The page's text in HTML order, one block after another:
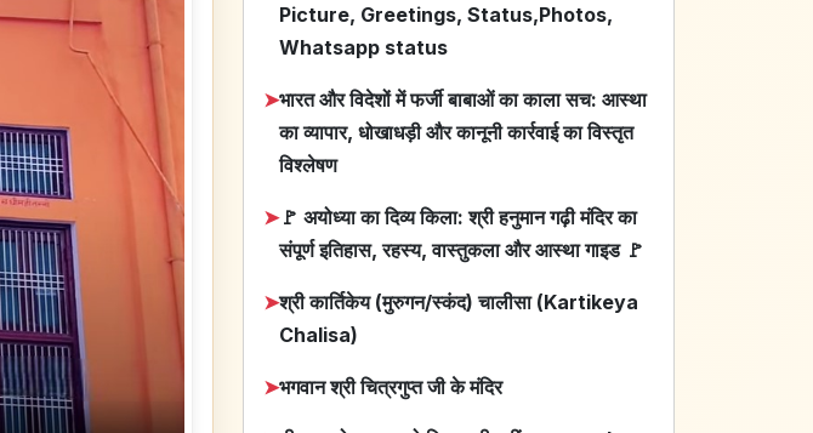
Picture, Greetings, Status,Photos,
Whatsapp status
➤भारत और विदेशों में फर्जी बाबाओं का काला सच: आस्था
का व्यापार, धोखाधड़ी और कानूनी कार्रवाई का विस्तृत
विश्लेषण
➤🚩 अयोध्या का दिव्य किला: श्री हनुमान गढ़ी मंदिर का
संपूर्ण इतिहास, रहस्य, वास्तुकला और आस्था गाइड 🚩
➤श्री कार्तिकेय (मुरुगन/स्कंद) चालीसा (Kartikeya
Chalisa)
➤भगवान श्री चित्रगुप्त जी के मंदिर